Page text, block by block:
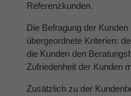
Referenzkunden.
Die Befragung der
übergeordnete Kriterien:
die Kunden den
Zufriedenheit der Kunden
Zusätzlich zu der